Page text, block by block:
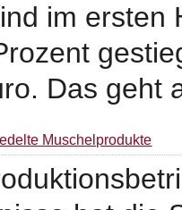
im ersten
Das geht
Muschelprodukte